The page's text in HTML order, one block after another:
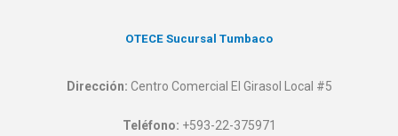
OTECE Sucursal Tumbaco
Dirección: Centro Comercial El Girasol Local #5
Teléfono: +593-22-375971